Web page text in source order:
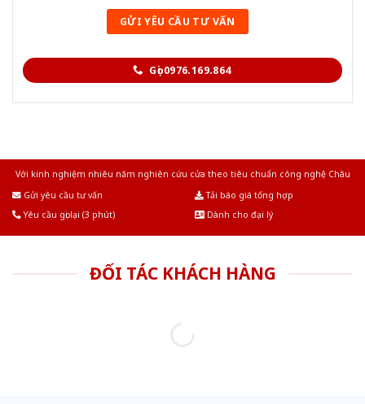
Gọi 0976.169.864
Với kinh nghiệm nhiêu năm nghiên cứu cửa theo tiêu chuẩn công nghệ Châu
Gửi yêu cầu tư vấn
Tải báo giá tổng hợp
Yêu cầu gọi lại (3 phút)
Dành cho đại lý
ĐỐI TÁC KHÁCH HÀNG